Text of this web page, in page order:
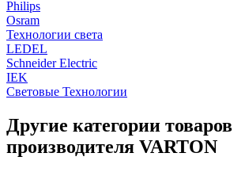
Philips
Osram
Технологии света
LEDEL
Schneider Electric
IEK
Световые Технологии
Другие категории товаров
производителя VARTON